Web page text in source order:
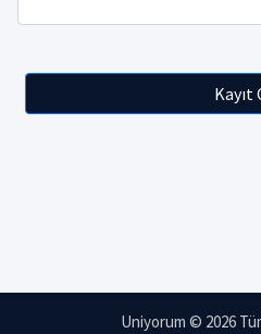
Kayıt
Uniyorum © 2026